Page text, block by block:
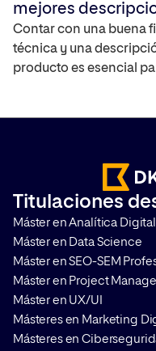
mejores
producto
Contar con una buena
técnica y una
producto es esencial
ecommerce en la web.
con un buen texto
despertar el deseo del
consumidor para que
compra en tu […]
Titulaciones
Máster en Analítica Digital
Máster en Data Science
Máster en SEO-SEM
Máster en Project
Máster en UX/UI
Másteres en Marketing
Másteres en